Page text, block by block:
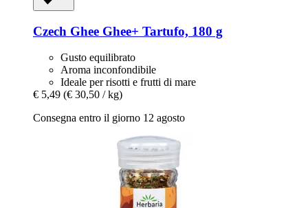
Czech Ghee Ghee+ Tartufo, 180 g
Gusto equilibrato
Aroma inconfondibile
Ideale per risotti e frutti di mare
€ 5,49 (€ 30,50 / kg)
Consegna entro il giorno 12 agosto